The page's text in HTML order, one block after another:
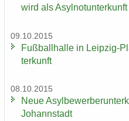
wird als
09.10.2015
Fuß­ball­hal­le in Leipzig-​
ter­kunft
08.10.2015
Neue
Johannstadt